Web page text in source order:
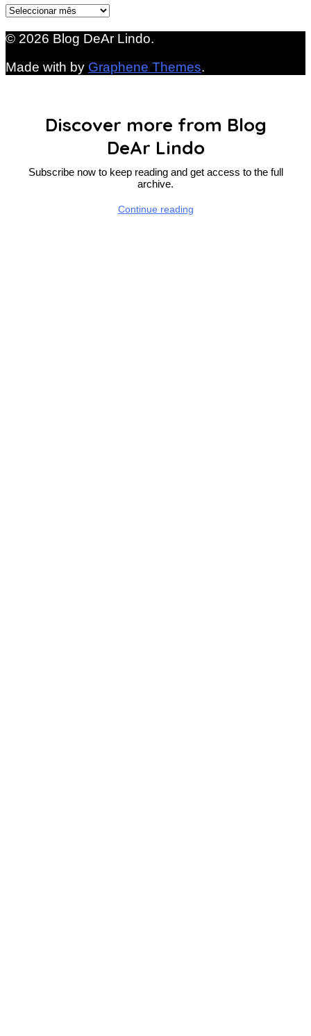
Arquivo
© 2026 Blog DeAr Lindo.
Made with by Graphene Themes.
Discover more from Blog
DeAr Lindo
Subscribe now to keep reading and get access to the full
archive.
Continue reading